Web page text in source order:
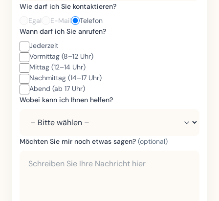
Wie darf ich Sie kontaktieren?
Egal
E-Mail
Telefon
Wann darf ich Sie anrufen?
Jederzeit
Vormittag (8–12 Uhr)
Mittag (12–14 Uhr)
Nachmittag (14–17 Uhr)
Abend (ab 17 Uhr)
Wobei kann ich Ihnen helfen?
Möchten Sie mir noch etwas sagen? (optional)